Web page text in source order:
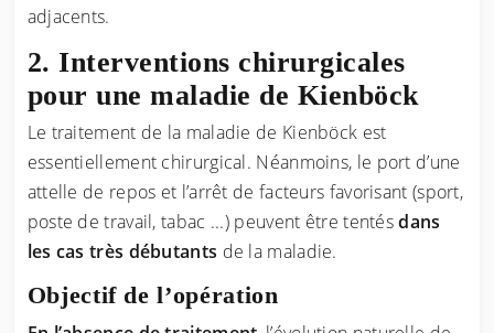
adjacents.
Interventions chirurgicales
pour une maladie de Kienböck
Le traitement de la maladie de Kienböck est
essentiellement chirurgical. Néanmoins, le port d’une
attelle de repos et l’arrêt de facteurs favorisant (sport,
poste de travail, tabac ...) peuvent être tentésdans
les cas très débutants de la maladie.
Objectif de l’opération